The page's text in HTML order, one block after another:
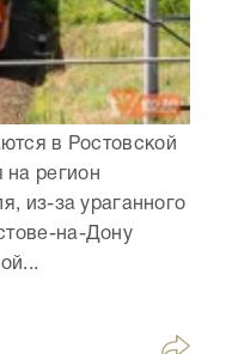
в Ростовской
регион
из-за ураганного
на-Дону